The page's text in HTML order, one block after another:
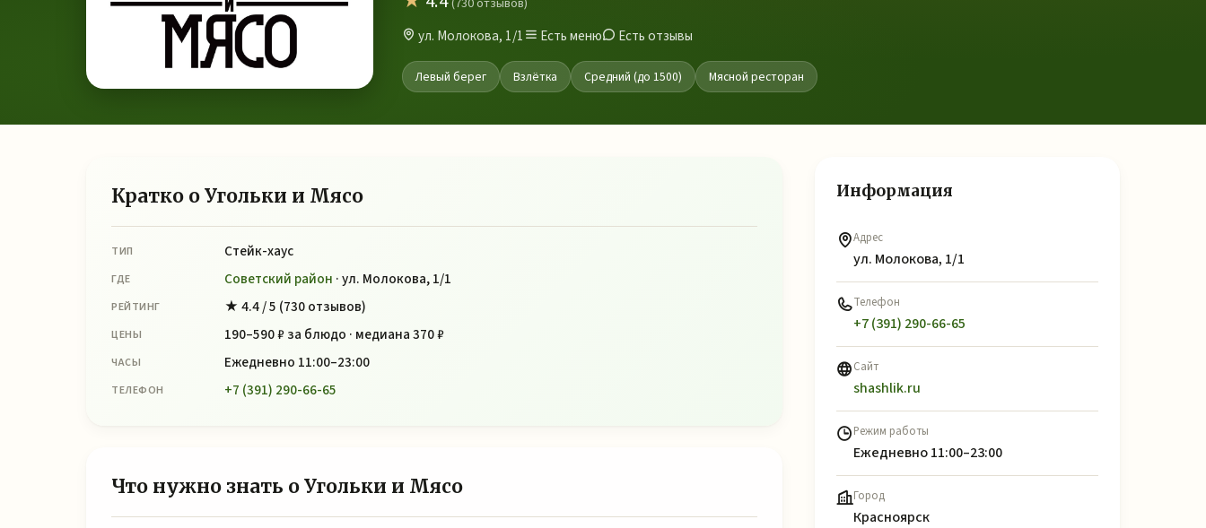
ул. Молокова, 1/1 Есть меню Есть отзывы
Левый берег Взлётка Средний (до 1500) Мясной ресторан
Кратко о Угольки и Мясо
ТИП Стейк-хаус
ГДЕ Советский район · ул. Молокова, 1/1
РЕЙТИНГ ★ 4.4 / 5 (730 отзывов)
ЦЕНЫ 190–590 ₽ за блюдо · медиана 370 ₽
ЧАСЫ Ежедневно 11:00–23:00
ТЕЛЕФОН +7 (391) 290-66-65
Что нужно знать о Угольки и Мясо
Информация
Адрес
ул. Молокова, 1/1
Телефон
+7 (391) 290-66-65
Сайт
shashlik.ru
Режим работы
Ежедневно 11:00–23:00
Город
Красноярск